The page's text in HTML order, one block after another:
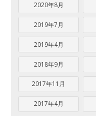
2020年8月
2019年7月
2019年4月
2018年9月
2017年11月
2017年4月